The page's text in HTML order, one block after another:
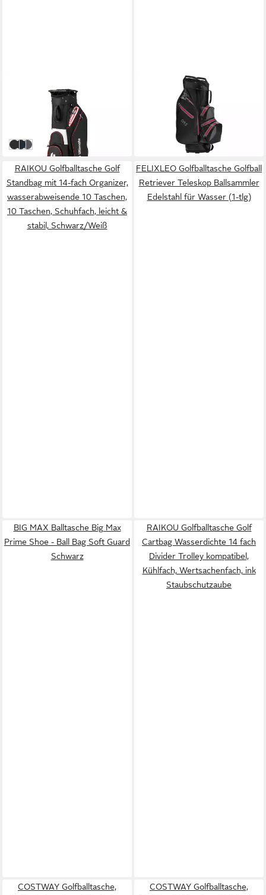
Golfballtasche
UVP158,99 €
in 2-3 Werktagen bei dir
schwarz
blau
grau
Golfballtasche Crivit Cartbag
Golftasche Wasserdicht ca. L
93 x B 36 x T 42 cm
in 3-4 Werktagen bei dir
RAIKOU Golfballtasche Golf
Standbag mit 14-fach Organizer,
wasserabweisende 10 Taschen,
10 Taschen, Schuhfach, leicht &
stabil, Schwarz/Weiß
FELIXLEO Golfballtasche Golfball
Retriever Teleskop Ballsammler
Edelstahl für Wasser (1-tlg)
BIG MAX Balltasche Big Max
Prime Shoe - Ball Bag Soft Guard
Schwarz
RAIKOU Golfballtasche Golf
Cartbag Wasserdichte 14 fach
Divider Trolley kompatibel,
Kühlfach, Wertsachenfach, ink
Staubschutzaube
COSTWAY Golfballtasche,
COSTWAY Golfballtasche,